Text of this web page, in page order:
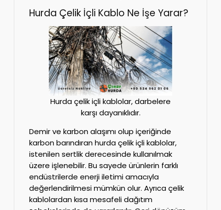
Hurda Çelik İçli Kablo Ne İşe Yarar?
Hurda çelik içli kablolar, darbelere
karşı dayanıklıdır.
Demir ve karbon alaşımı olup içeriğinde
karbon barındıran hurda çelik içli kablolar,
istenilen sertlik derecesinde kullanılmak
üzere işlenebilir. Bu sayede ürünlerin farklı
endüstrilerde enerji iletimi amacıyla
değerlendirilmesi mümkün olur. Ayrıca çelik
kablolardan kısa mesafeli dağıtım